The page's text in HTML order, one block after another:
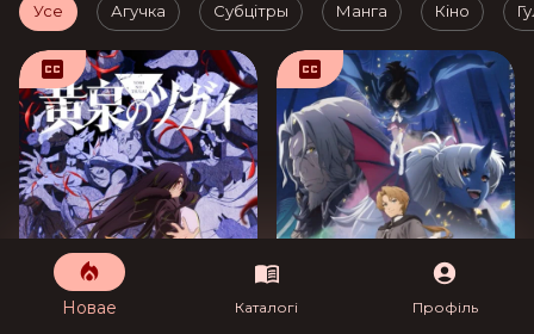
Усе Агучка Субцітры Манга Кіно
Новае Каталогі Профіль